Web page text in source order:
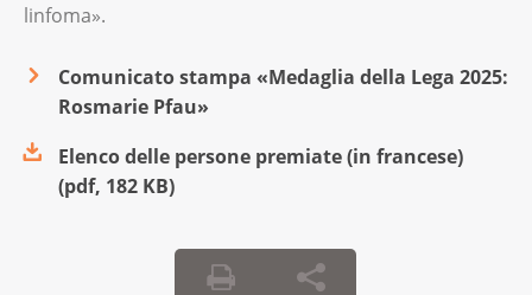
linfoma».
Comunicato stampa «Medaglia della Lega 2025:
Rosmarie Pfau»
Elenco delle persone premiate (in francese)
(pdf, 182 KB)